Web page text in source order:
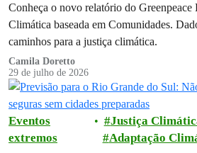
Conheça o novo relatório do Greenpeace
Climática baseada em Comunidades.
caminhos para a justiça climática.
Camila Doretto
29 de julho de 2026
Eventos
extremos
Justiça
Adaptação